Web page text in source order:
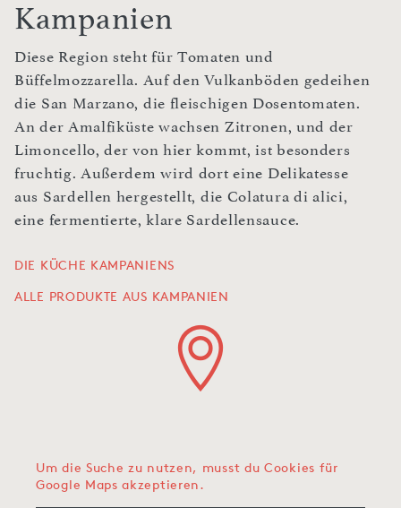
Kampanien
Diese Region steht für Tomaten und
Büffelmozzarella. Auf den Vulkanböden gedeihen
die San Marzano, die fleischigen Dosentomaten.
An der Amalfiküste wachsen Zitronen, und der
Limoncello, der von hier kommt, ist besonders
fruchtig. Außerdem wird dort eine Delikatesse
aus Sardellen hergestellt, die Colatura di alici,
eine fermentierte, klare Sardellensauce.
DIE KÜCHE KAMPANIENS
ALLE PRODUKTE AUS KAMPANIEN
Um die Suche zu nutzen, musst du Cookies für
Google Maps akzeptieren.